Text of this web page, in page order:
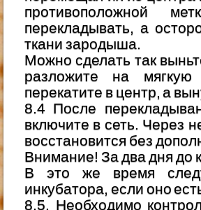
противоположной
перекладывать, а
ткани зародыша.
Можно сделать так
разложите на мягкую
перекатите в центр, а
8.4 После
включите в сеть. Через
восстановится без
Внимание! За два дня до
В это же время
инкубатора, если оно
8.5. Необходимо